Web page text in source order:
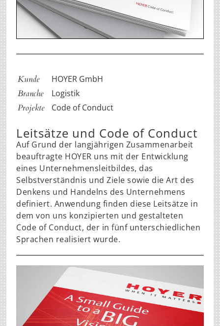
Kunde HOYER GmbH
Branche Logistik
Projekte Code of Conduct
Leitsätze und Code of Conduct
Auf Grund der langjährigen Zusammenarbeit
beauftragte HOYER uns mit der Entwicklung
eines Unternehmensleitbildes, das
Selbstverständnis und Ziele sowie die Art des
Denkens und Handelns des Unternehmens
definiert. Anwendung finden diese Leitsätze in
dem von uns konzipierten und gestalteten
Code of Conduct, der in fünf unterschiedlichen
Sprachen realisiert wurde.